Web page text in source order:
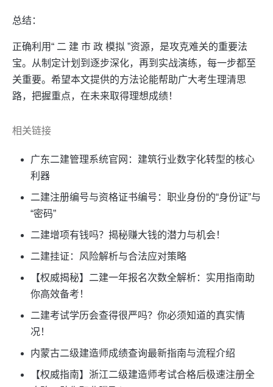
总结：
正确利用“ 二 建 市 政 模拟 ”资源，是攻克难关的重要法
宝。从制定计划到逐步深化，再到实战演练，每一步都至
关重要。希望本文提供的方法论能帮助广大考生理清思
路，把握重点，在未来取得理想成绩！
相关链接
广东二建管理系统官网：建筑行业数字化转型的核心
利器
二建注册编号与资格证书编号：职业身份的“身份证”与
“密码”
二建增项有钱吗？揭秘赚大钱的潜力与机会！
二建挂证：风险解析与合法应对策略
【权威揭秘】二建一年报名次数全解析：实用指南助
你高效备考！
二建考试学历会查得很严吗？你必须知道的真实情
况！
内蒙古二级建造师成绩查询最新指南与流程介绍
【权威指南】浙江二级建造师考试合格后极速注册全